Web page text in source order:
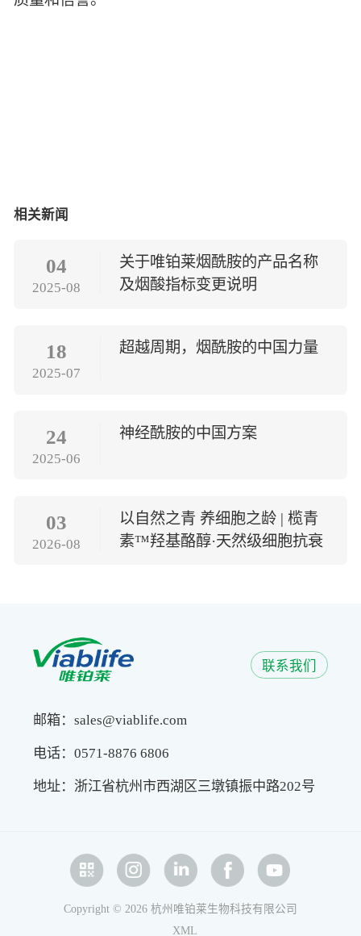
相关新闻
04
2025-08
关于唯铂莱烟酰胺的产品名称
及烟酸指标变更说明
18
2025-07
超越周期，烟酰胺的中国力量
24
2025-06
神经酰胺的中国方案
03
2026-08
以自然之青 养细胞之龄 | 榄青
素™羟基酪醇·天然级细胞抗衰
联系我们
邮箱：sales@viablife.com
电话：0571-8876 6806
地址：浙江省杭州市西湖区三墩镇振中路202号
Copyright © 2026 杭州唯铂莱生物科技有限公司
XML